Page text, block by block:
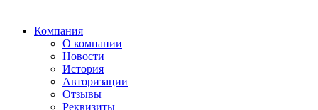
Компания
О компании
Новости
История
Авторизации
Отзывы
Реквизиты